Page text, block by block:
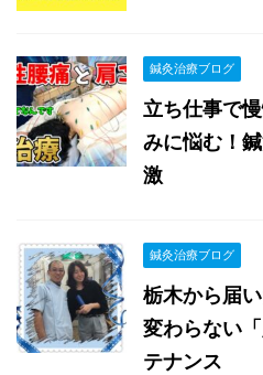
鍼灸治療ブログ
立ち仕事で
みに悩む！
激
鍼灸治療ブログ
栃木から届
変わらない
テナンス